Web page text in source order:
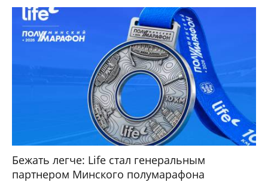
Бежать легче: Life стал генеральным
партнером Минского полумарафона